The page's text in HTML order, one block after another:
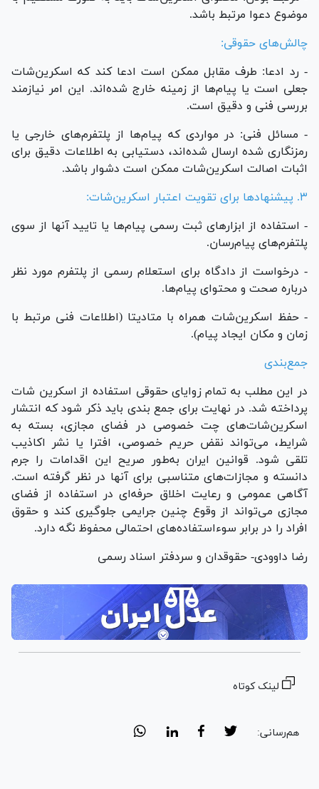
موضوع دعوا مرتبط باشد.
چالش‌های حقوقی:
- رد ادعا: طرف مقابل ممکن است ادعا کند که اسکرین‌شات
جعلی است یا پیام‌ها از زمینه خارج شده‌اند. این امر نیازمند
بررسی فنی و دقیق است.
- مسائل فنی: در مواردی که پیام‌ها از پلتفرم‌های خارجی یا
رمزنگاری شده ارسال شده‌اند، دستیابی به اطلاعات دقیق برای
اثبات اصالت اسکرین‌شات ممکن است دشوار باشد.
۳. پیشنهاد‌ها برای تقویت اعتبار اسکرین‌شات:
- استفاده از ابزار‌های ثبت رسمی پیام‌ها یا تایید آنها از سوی
پلتفرم‌های پیام‌رسان.
- درخواست از دادگاه برای استعلام رسمی از پلتفرم مورد نظر
درباره صحت و محتوای پیام‌ها.
- حفظ اسکرین‌شات همراه با متادیتا (اطلاعات فنی مرتبط با
زمان و مکان ایجاد پیام).
جمع‌بندی
در این مطلب به تمام زوایای حقوقی استفاده از اسکرین شات
پرداخته شد. در نهایت برای جمع بندی باید ذکر شود که انتشار
اسکرین‌شات‌های چت خصوصی در فضای مجازی، بسته به
شرایط، می‌تواند نقض حریم خصوصی، افترا یا نشر اکاذیب
تلقی شود. قوانین ایران به‌طور صریح این اقدامات را جرم
دانسته و مجازات‌های متناسبی برای آنها در نظر گرفته است.
آگاهی عمومی و رعایت اخلاق حرفه‌ای در استفاده از فضای
مجازی می‌تواند از وقوع چنین جرایمی جلوگیری کند و حقوق
افراد را در برابر سوءاستفاده‌های احتمالی محفوظ نگه دارد.
رضا داوودی- حقوقدان و سردفتر اسناد رسمی
لینک کوتاه
هم‌رسانی: